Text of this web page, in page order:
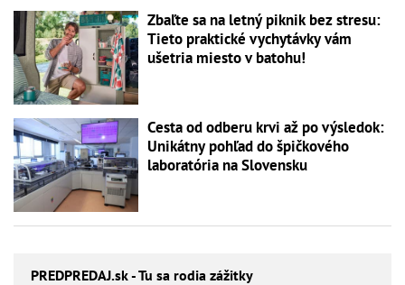
Zbaľte sa na letný piknik bez stresu:
Tieto praktické vychytávky vám
ušetria miesto v batohu!
Cesta od odberu krvi až po výsledok:
Unikátny pohľad do špičkového
laboratória na Slovensku
PREDPREDAJ.sk - Tu sa rodia zážitky